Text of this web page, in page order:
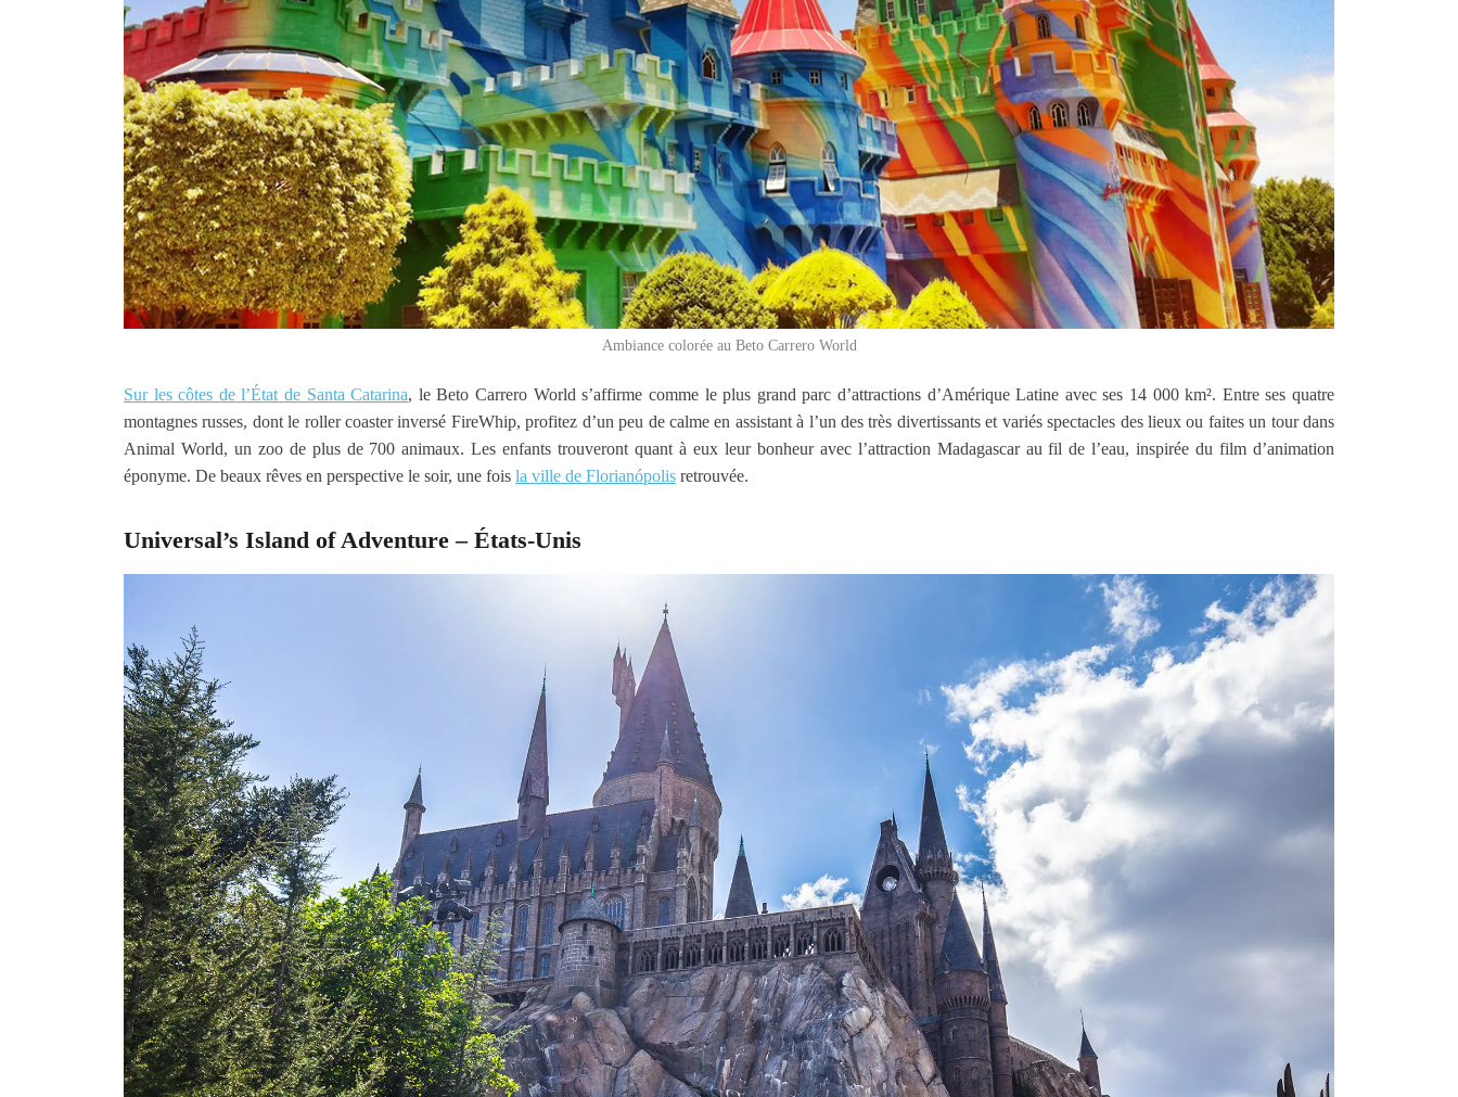
Ambiance colorée au Beto Carrero World
Sur les côtes de l’État de Santa Catarina, le Beto Carrero World s’affirme comme le plus grand parc d’attractions d’Amérique Latine avec ses 14 000 km². Entre ses quatre
montagnes russes, dont le roller coaster inversé FireWhip, profitez d’un peu de calme en assistant à l’un des très divertissants et variés spectacles des lieux ou faites un tour dans
Animal World, un zoo de plus de 700 animaux. Les enfants trouveront quant à eux leur bonheur avec l’attraction Madagascar au fil de l’eau, inspirée du film d’animation
éponyme. De beaux rêves en perspective le soir, une fois la ville de Florianópolis retrouvée.
Universal’s Island of Adventure – États-Unis